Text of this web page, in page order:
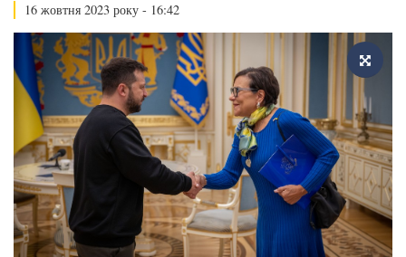
16 жовтня 2023 року - 16:42